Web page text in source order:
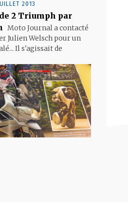
2013
2 Triumph par
Moto Journal a contacté
Julien Welsch pour un
Il s'agissait de